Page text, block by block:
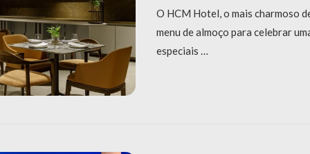
O HCM Hotel, o mais charmoso
menu de almoço para celebrar
especiais …